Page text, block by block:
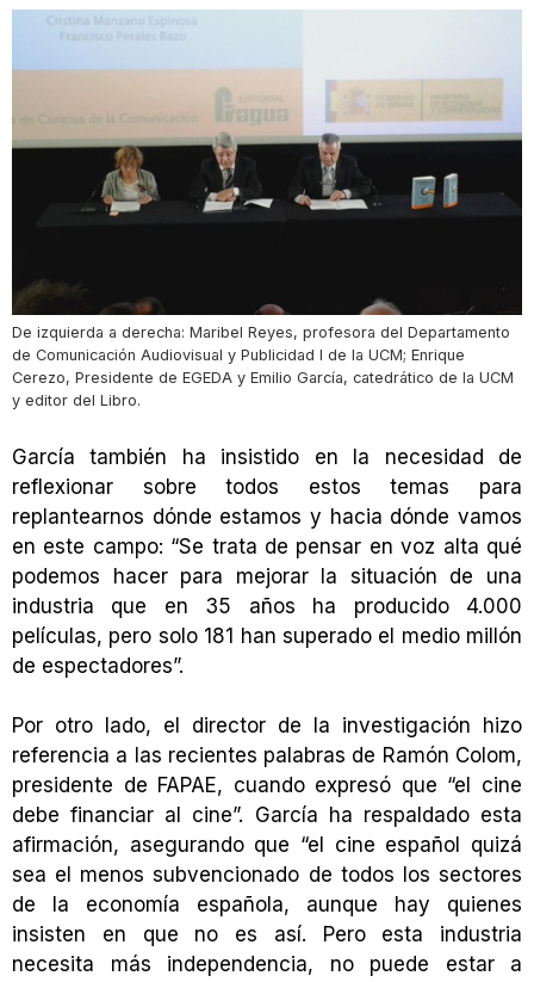
De izquierda a derecha: Maribel Reyes, profesora del Departamento
de Comunicación Audiovisual y Publicidad I de la UCM; Enrique
Cerezo, Presidente de EGEDA y Emilio García, catedrático de la UCM
y editor del Libro.
García también ha insistido en la necesidad de
reflexionar sobre todos estos temas para
replantearnos dónde estamos y hacia dónde vamos
en este campo: “Se trata de pensar en voz alta qué
podemos hacer para mejorar la situación de una
industria que en 35 años ha producido 4.000
películas, pero solo 181 han superado el medio millón
de espectadores”.
Por otro lado, el director de la investigación hizo
referencia a las recientes palabras de Ramón Colom,
presidente de FAPAE, cuando expresó que “el cine
debe financiar al cine”. García ha respaldado esta
afirmación, asegurando que “el cine español quizá
sea el menos subvencionado de todos los sectores
de la economía española, aunque hay quienes
insisten en que no es así. Pero esta industria
necesita más independencia, no puede estar a